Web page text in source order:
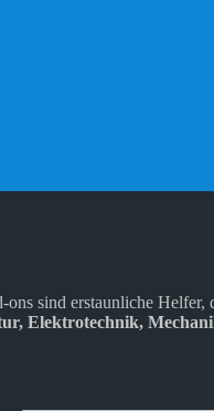
sind erstaunliche Helfer,
Elektrotechnik,